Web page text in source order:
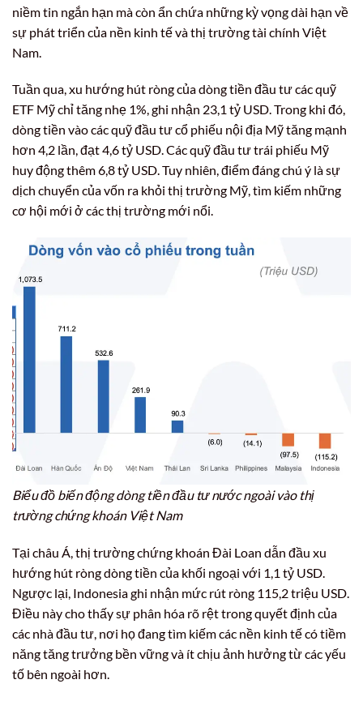
niềm tin ngắn hạn mà còn ẩn chứa những kỳ vọng dài hạn về
sự phát triển của nền kinh tế và thị trường tài chính Việt
Nam.
Tuần qua, xu hướng hút ròng của dòng tiền đầu tư các quỹ
ETF Mỹ chỉ tăng nhẹ 1%, ghi nhận 23,1 tỷ USD. Trong khi đó,
dòng tiền vào các quỹ đầu tư cổ phiếu nội địa Mỹ tăng mạnh
hơn 4,2 lần, đạt 4,6 tỷ USD. Các quỹ đầu tư trái phiếu Mỹ
huy động thêm 6,8 tỷ USD. Tuy nhiên, điểm đáng chú ý là sự
dịch chuyển của vốn ra khỏi thị trường Mỹ, tìm kiếm những
cơ hội mới ở các thị trường mới nổi.
Biểu đồ biến động dòng tiền đầu tư nước ngoài vào thị
trường chứng khoán Việt Nam
Tại châu Á, thị trường chứng khoán Đài Loan dẫn đầu xu
hướng hút ròng dòng tiền của khối ngoại với 1,1 tỷ USD.
Ngược lại, Indonesia ghi nhận mức rút ròng 115,2 triệu USD.
Điều này cho thấy sự phân hóa rõ rệt trong quyết định của
các nhà đầu tư, nơi họ đang tìm kiếm các nền kinh tế có tiềm
năng tăng trưởng bền vững và ít chịu ảnh hưởng từ các yếu
tố bên ngoài hơn.